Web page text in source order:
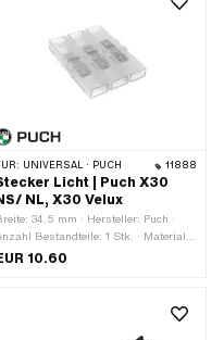
UNIVERSAL · PUCH 11888
Licht | Puch X30
NL, X30 Velux
34.5 mm · Hersteller: Puch ·
Bestandteile: 1 Stk. · Material:
· Material: Stahl · Anzahl
Höhe: 6.5 mm · Anwendungsbereich:
10.60